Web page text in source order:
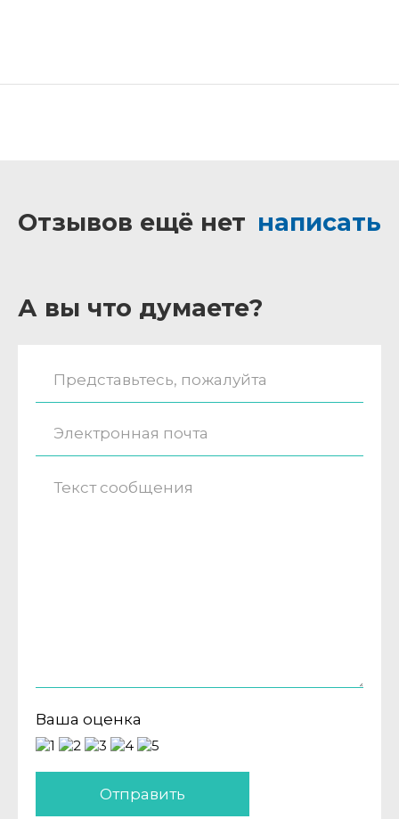
Отзывов ещё нет написать
А вы что думаете?
Ваша оценка
Отправить